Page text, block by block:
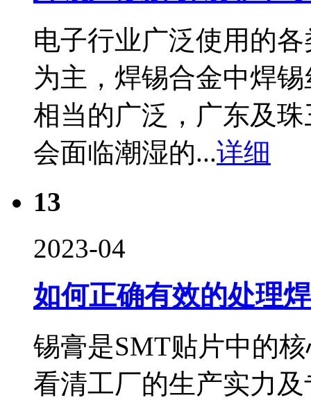
电子行业广泛使用的
为主，焊锡合金中焊
相当的广泛，广东及
会面临潮湿的...详细
13
2023-04
如何正确有效的处理
锡膏是SMT贴片中的
看清工厂的生产实力